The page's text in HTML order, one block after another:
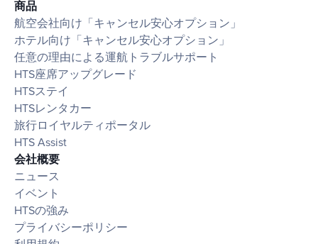
商品
航空会社向け「キャンセル安心オプション」
ホテル向け「キャンセル安心オプション」
任意の理由による運航トラブルサポート
HTS座席アップグレード
HTSステイ
HTSレンタカー
旅行ロイヤルティポータル
HTS Assist
会社概要
ニュース
イベント
HTSの強み
プライバシーポリシー